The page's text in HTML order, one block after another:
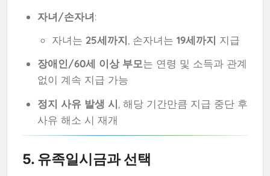
자녀/손자녀:
자녀는 25세까지 , 손자녀는19세까지 지급
장애인/60세 이상 부모는 연령 및 소득과 관계
없이 계속 지급 가능
정지 사유 발생 시 , 해당 기간만큼 지급 중단 후
사유 해소 시 재개
5. 유족일시금과 선택